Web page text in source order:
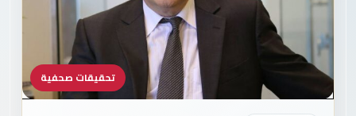
تحقيقات صحفية